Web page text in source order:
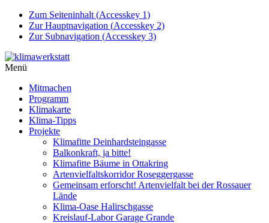
Zum Seiteninhalt (Accesskey 1)
Zur Hauptnavigation (Accesskey 2)
Zur Subnavigation (Accesskey 3)
Menü
Mitmachen
Programm
Klimakarte
Klima-Tipps
Projekte
Klimafitte Deinhardsteingasse
Balkonkraft, ja bitte!
Klimafitte Bäume in Ottakring
Artenvielfaltskorridor Roseggergasse
Gemeinsam erforscht! Artenvielfalt bei der Rossauer
Lände
Klima-Oase Halirschgasse
Kreislauf-Labor Garage Grande